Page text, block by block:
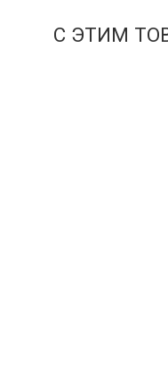
С ЭТИМ